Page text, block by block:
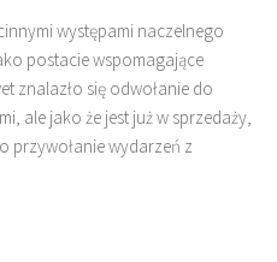
występami naczelnego
postacie wspomagające
znalazło się odwołanie do
ale jako że jest już w sprzedaży,
przywołanie wydarzeń z